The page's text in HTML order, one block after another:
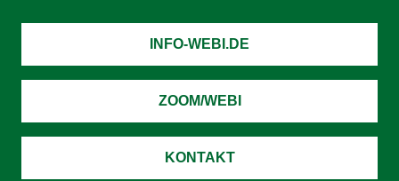
INFO-WEBI.DE
ZOOM/WEBI
KONTAKT